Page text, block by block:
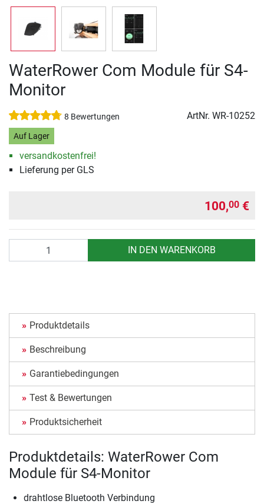
WaterRower Com Module für S4-
Monitor
8 Bewertungen ArtNr. WR-10252
Auf Lager
versandkostenfrei!
Lieferung per GLS
100,00 €
IN DEN WARENKORB
Produktdetails
Beschreibung
Garantiebedingungen
Test & Bewertungen
Produktsicherheit
Produktdetails: WaterRower Com
Module für S4-Monitor
drahtlose Bluetooth Verbindung